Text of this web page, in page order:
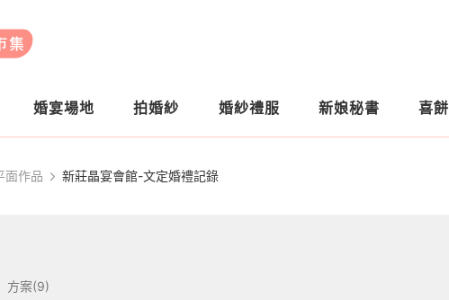
婚宴場地 拍婚紗 婚紗禮服 新娘秘書 喜餅
面作品 新莊晶宴會館-文定婚禮記錄
方案(9)